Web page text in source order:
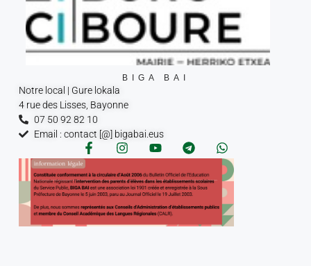
BIGA BAI
Notre local | Gure lokala
4 rue des Lisses, Bayonne
07 50 92 82 10
Email : contact [@] bigabai.eus